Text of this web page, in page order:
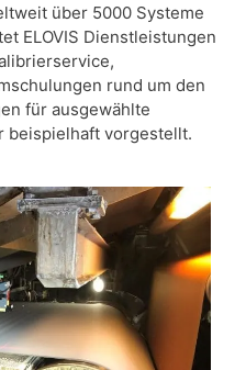
über 5000 Systeme
ELOVIS Dienstleistungen
rund um den
für ausgewählte
beispielhaft vorgestellt.